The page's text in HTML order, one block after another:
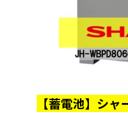
【蓄電池】 シャ